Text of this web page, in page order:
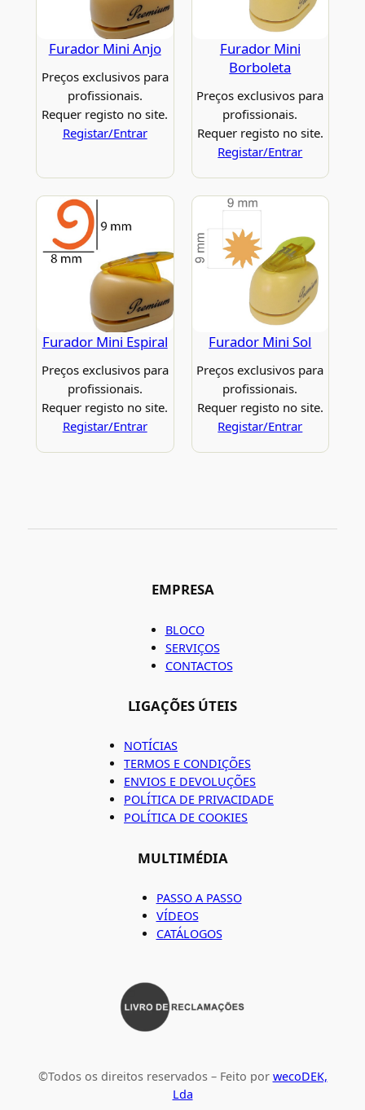
Furador Mini Anjo
Preços exclusivos para
profissionais.
Requer registo no site.
Registar/Entrar
Furador Mini
Borboleta
Preços exclusivos para
profissionais.
Requer registo no site.
Registar/Entrar
Furador Mini Espiral
Preços exclusivos para
profissionais.
Requer registo no site.
Registar/Entrar
Furador Mini Sol
Preços exclusivos para
profissionais.
Requer registo no site.
Registar/Entrar
EMPRESA
BLOCO
SERVIÇOS
CONTACTOS
LIGAÇÕES ÚTEIS
NOTÍCIAS
TERMOS E CONDIÇÕES
ENVIOS E DEVOLUÇÕES
POLÍTICA DE PRIVACIDADE
POLÍTICA DE COOKIES
MULTIMÉDIA
PASSO A PASSO
VÍDEOS
CATÁLOGOS
©Todos os direitos reservados – Feito por wecoDEK,
Lda